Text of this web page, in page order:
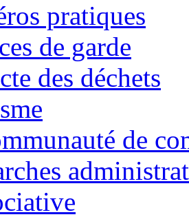
pratiques
de garde
des déchets
de